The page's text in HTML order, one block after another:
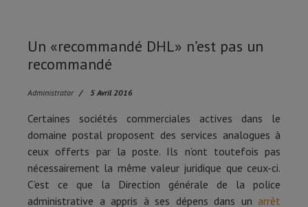
Un «recommandé DHL» n’est pas un
recommandé
Administrator 5 Avril 2016
Certaines sociétés commerciales actives dans le
domaine postal proposent des services analogues à
ceux offerts par la poste. Ils n’ont toutefois pas
nécessairement la même valeur juridique que ceux-ci.
C’est ce que la Direction générale de la police
administrative a appris à ses dépens dans un arrêt